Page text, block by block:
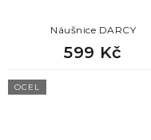
Náušnice DARCY
599 Kč
OCEL